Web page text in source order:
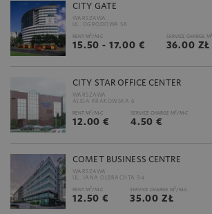
CITY GATE
WARSZAWA
UL. OGRODOWA 58
RENT M2 /M-C
15.50 - 17.00 €
SERVICE CHARGE M2
36.00 ZŁ
CITY STAR OFFICE CENTER
WARSZAWA
ALEJA KRAKOWSKA 6
RENT M2 /M-C
12.00 €
SERVICE CHARGE M2 /M-C
4.50 €
COMET BUSINESS CENTRE
WARSZAWA
UL. JANA OLBRACHTA 94
RENT M2 /M-C
12.50 €
SERVICE CHARGE M2 /M-C
35.00 ZŁ